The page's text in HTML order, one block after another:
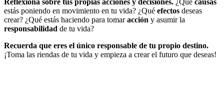
estás poniendo en movimiento en tu vida? ¿Qué efectos deseas
crear? ¿Qué estás haciendo para tomaracción y asumir la
responsabilidad de tu vida?
Recuerda que eres el único responsable de tu propio destino.
¡Toma las riendas de tu vida y empieza a crear el futuro que deseas!